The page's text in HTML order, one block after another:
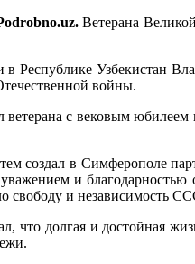
Ветерана
в Республике Узбекистан
войны.
ветерана с вековым
создал в Симферополе
и
свободу и независимость
что долгая и достойная